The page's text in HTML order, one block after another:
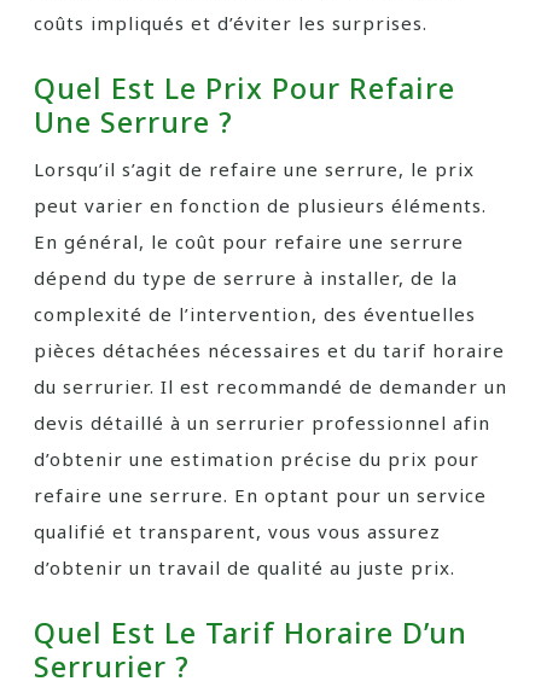
coûts impliqués et d’éviter les surprises.
Quel Est Le Prix Pour Refaire
Une Serrure ?
Lorsqu’il s’agit de refaire une serrure, le prix
peut varier en fonction de plusieurs éléments.
En général, le coût pour refaire une serrure
dépend du type de serrure à installer, de la
complexité de l’intervention, des éventuelles
pièces détachées nécessaires et du tarif horaire
du serrurier. Il est recommandé de demander un
devis détaillé à un serrurier professionnel afin
d’obtenir une estimation précise du prix pour
refaire une serrure. En optant pour un service
qualifié et transparent, vous vous assurez
d’obtenir un travail de qualité au juste prix.
Quel Est Le Tarif Horaire D’un
Serrurier ?